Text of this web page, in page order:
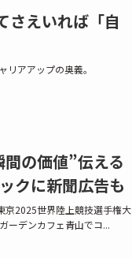
さえいれば「自
アアップの奥義。
の価値”伝える
クに新聞広告も
京2025世界陸上競技選手権大
ーデンカフェ青山でコ...